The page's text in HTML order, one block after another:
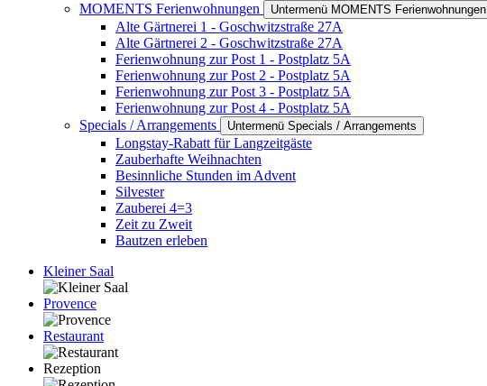
MOMENTS Ferienwohnungen
Untermenü MOMENTS Ferienwohnungen
Alte Gärtnerei 1 - Goschwitzstraße 27A
Alte Gärtnerei 2 - Goschwitzstraße 27A
Ferienwohnung zur Post 1 - Postplatz 5A
Ferienwohnung zur Post 2 - Postplatz 5A
Ferienwohnung zur Post 3 - Postplatz 5A
Ferienwohnung zur Post 4 - Postplatz 5A
Specials / Arrangements
Untermenü Specials / Arrangements
Longstay-Rabatt für Langzeitgäste
Zauberhafte Weihnachten
Besinnliche Stunden im Advent
Silvester
Zauberei 4=3
Zeit zu Zweit
Bautzen erleben
Kleiner Saal
Provence
Restaurant
Rezeption